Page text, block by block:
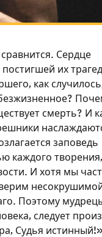
Сердце
их
как
смерть? И
заповедь
каждого творения,
И хотя мы
Поэтому
следует
Судья